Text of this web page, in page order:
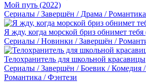
Мой путь (2022)
Сериалы / Завершён / Драма /
Я жду, когда морской бриз обнимет тебя
Сериалы / Новинки / Завершён /
Телохранитель для школьной красавицы
Сериалы / Завершён / Боевик / Комедия
Романтика / Фэнтези